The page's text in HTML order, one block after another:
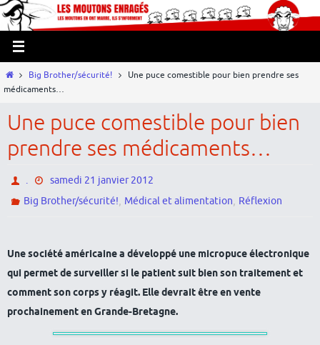
Panneau de gestion des cookies
Passer
vers
contenu
HomeBig Brother/sécurité!
Une puce comestible pour bien prendre ses
médicaments…
Une puce comestible pour bien
prendre ses médicaments…
.
samedi 21 janvier 2012
Big Brother/sécurité!, Médical et alimentation, Réflexion
Une société américaine a développé une micropuce électronique
qui permet de surveiller si le patient suit bien son traitement et
comment son corps y réagit. Elle devrait être en vente
prochainement en Grande-Bretagne.